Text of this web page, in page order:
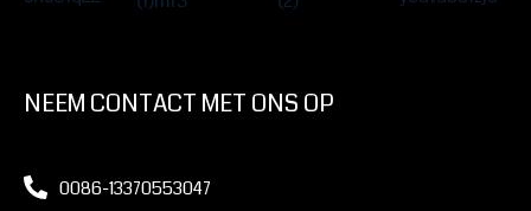
NEEM CONTACT MET ONS OP
0086-13370553047